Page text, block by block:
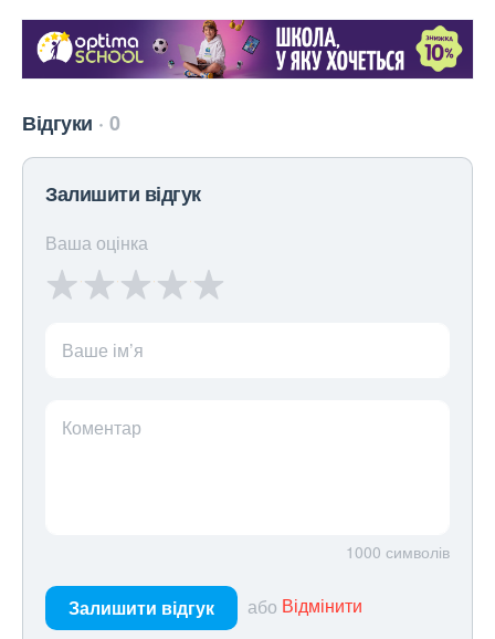
Відгуки 0
Залишити відгук
Ваша оцінка
Ваше ім’я
Коментар
1000 символів
Залишити відгук або Відмінити